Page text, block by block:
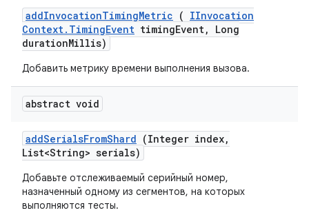
addInvocationTimingMetric ( IInvocation
Context. TimingEvent timingEvent,
Long
durationMillis)
Добавить метрику времени выполнения вызова.
abstract void
addSerialsFromShard (Integer index,
List<String> serials)
Добавьте отслеживаемый серийный номер,
назначенный одному из сегментов, на которых
выполняются тесты.